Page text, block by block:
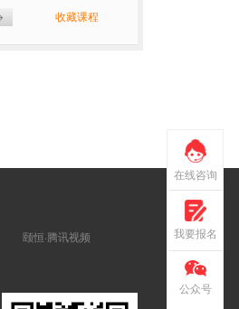
收藏课程
颐恒·腾讯视频
在线咨询
我要报名
公众号